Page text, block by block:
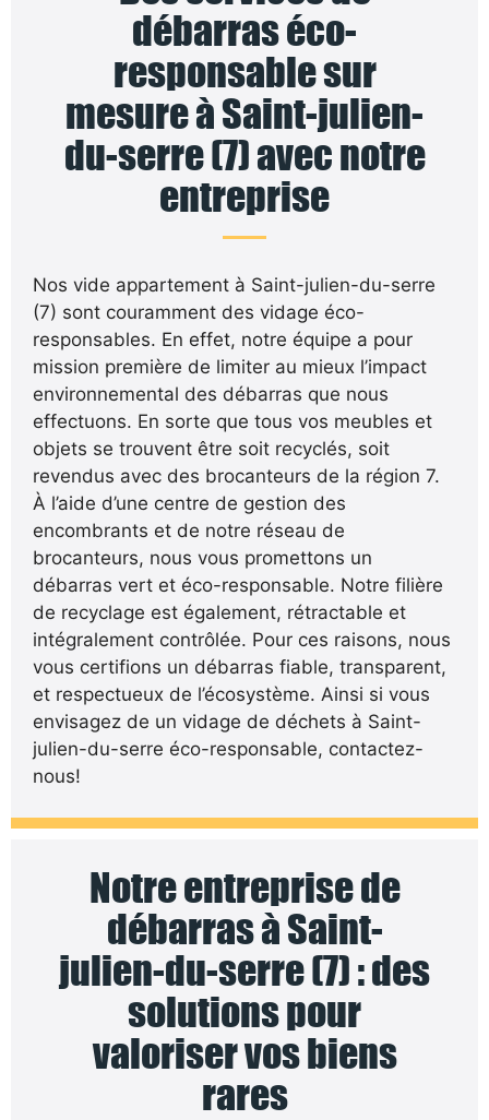
débarras éco-
responsable sur
mesure à Saint-julien-
du-serre (7) avec notre
entreprise
Nos vide appartement à Saint-julien-du-serre
(7) sont couramment des vidage éco-
responsables. En effet, notre équipe a pour
mission première de limiter au mieux l’impact
environnemental des débarras que nous
effectuons. En sorte que tous vos meubles et
objets se trouvent être soit recyclés, soit
revendus avec des brocanteurs de la région 7.
À l’aide d’une centre de gestion des
encombrants et de notre réseau de
brocanteurs, nous vous promettons un
débarras vert et éco-responsable. Notre filière
de recyclage est également, rétractable et
intégralement contrôlée. Pour ces raisons, nous
vous certifions un débarras fiable, transparent,
et respectueux de l’écosystème. Ainsi si vous
envisagez de un vidage de déchets à Saint-
julien-du-serre éco-responsable, contactez-
nous!
Notre entreprise de
débarras à Saint-
julien-du-serre (7) : des
solutions pour
valoriser vos biens
rares